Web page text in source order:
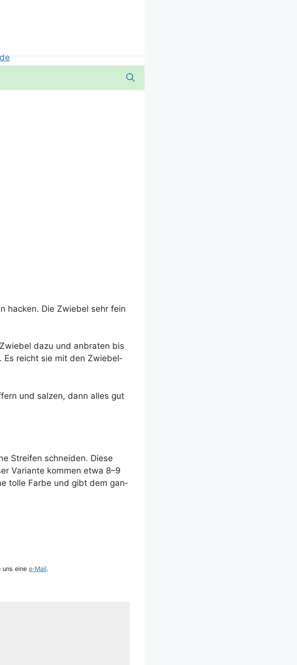
hacken. Die Zwie­bel sehr fein
dazu und anbra­ten bis
Es reicht sie mit den Zwie­bel­
und sal­zen, dann alles gut
Strei­fen schnei­den. Die­se
Vari­an­te kom­men etwa 8–9
tol­le Far­be und gibt dem gan­
uns eine e‑Mail.